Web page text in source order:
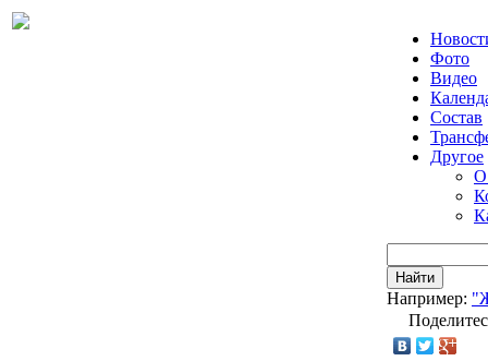
Фото
Видео
Состав
Другое
О
Найти
Например: